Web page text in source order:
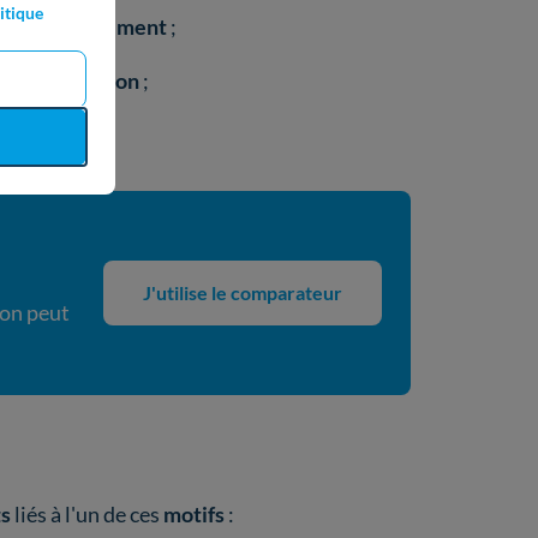
logement;
transition;
peut
J'utilise le comparateur
liés à l'un de ces motifs :